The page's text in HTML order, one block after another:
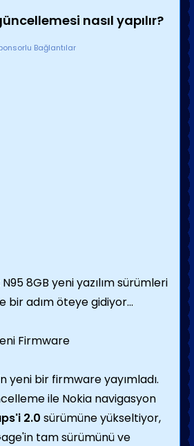
nasıl yapılır?
Bağlantılar
8GB yeni yazılım sürümleri
bir adım öteye gidiyor...
Firmware
yeni bir firmware yayımladı.
ile Nokia navigasyon
2.0 sürümüne yükseltiyor,
tam sürümünü ve